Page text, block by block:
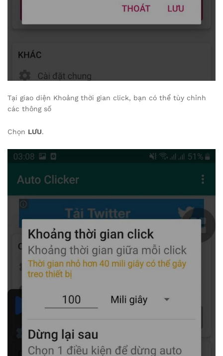
Tại giao diện Khoảng thời gian click, bạn có thể tùy chỉnh
các thông số
Chọn LƯU.